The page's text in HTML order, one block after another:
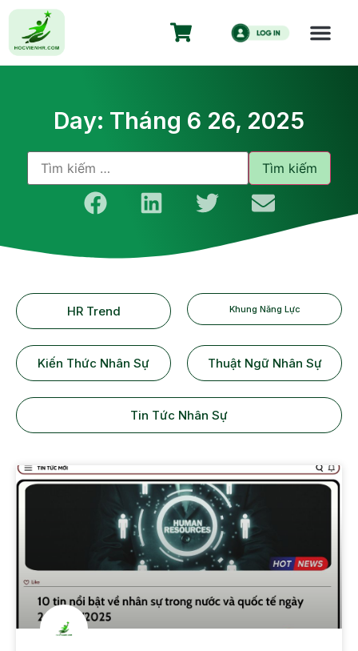
Day: Tháng 6 26, 2025
HR Trend Khung Năng Lực
Kiến Thức Nhân Sự Thuật Ngữ Nhân Sự
Tin Tức Nhân Sự